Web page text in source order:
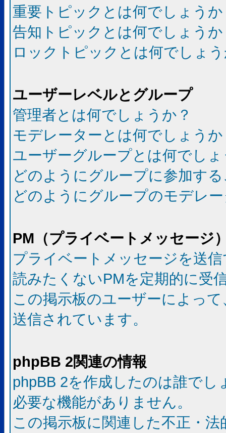
重要トピックとは何でしょうか
告知トピックとは何でしょうか
ロックトピックとは何でしょ
ユーザーレベルとグループ
管理者とは何でしょうか？
モデレーターとは何でしょうか
ユーザーグループとは何でし
どのようにグループに参加す
どのようにグループのモデレ
PM（プライベートメッセージ
プライベートメッセージを送
読みたくないPMを定期的に受
この掲示板のユーザーによっ
送信されています。
phpBB 2関連の情報
phpBB 2を作成したのは誰でし
必要な機能がありません。
この掲示板に関連した不正・